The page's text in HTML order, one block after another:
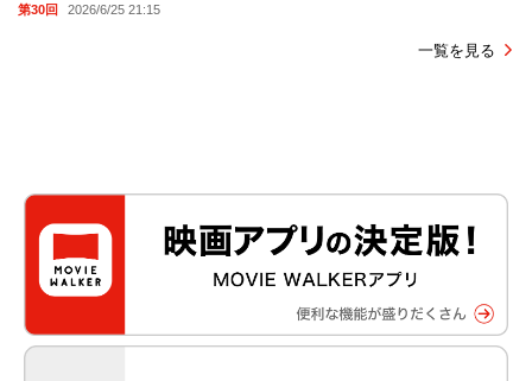
第30回 2026/6/25 21:15
一覧を見る